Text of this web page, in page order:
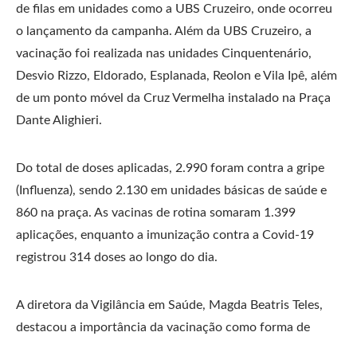
de filas em unidades como a UBS Cruzeiro, onde ocorreu
o lançamento da campanha. Além da UBS Cruzeiro, a
vacinação foi realizada nas unidades Cinquentenário,
Desvio Rizzo, Eldorado, Esplanada, Reolon e Vila Ipê, além
de um ponto móvel da Cruz Vermelha instalado na Praça
Dante Alighieri.
Do total de doses aplicadas, 2.990 foram contra a gripe
(Influenza), sendo 2.130 em unidades básicas de saúde e
860 na praça. As vacinas de rotina somaram 1.399
aplicações, enquanto a imunização contra a Covid-19
registrou 314 doses ao longo do dia.
A diretora da Vigilância em Saúde, Magda Beatris Teles,
destacou a importância da vacinação como forma de